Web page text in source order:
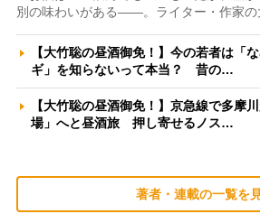
別の味わいがある――。ライター・作家の
【大竹聡の昼酒御免！】今の若者は「
ギ」を知らないって本当？ 昔の…
【大竹聡の昼酒御免！】京急線で多摩
場」へと昼酒旅 押し寄せるノス…
著者・連載の一覧を